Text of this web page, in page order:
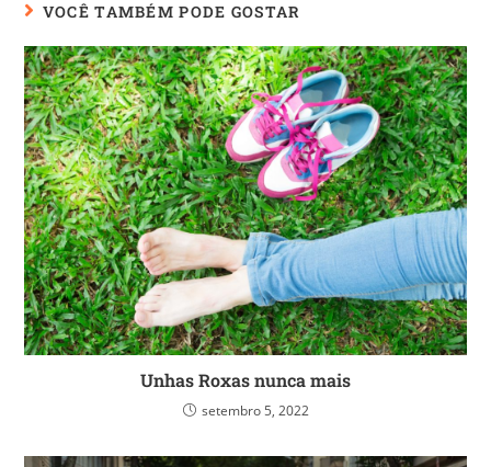
VOCÊ TAMBÉM PODE GOSTAR
Unhas Roxas nunca mais
setembro 5, 2022